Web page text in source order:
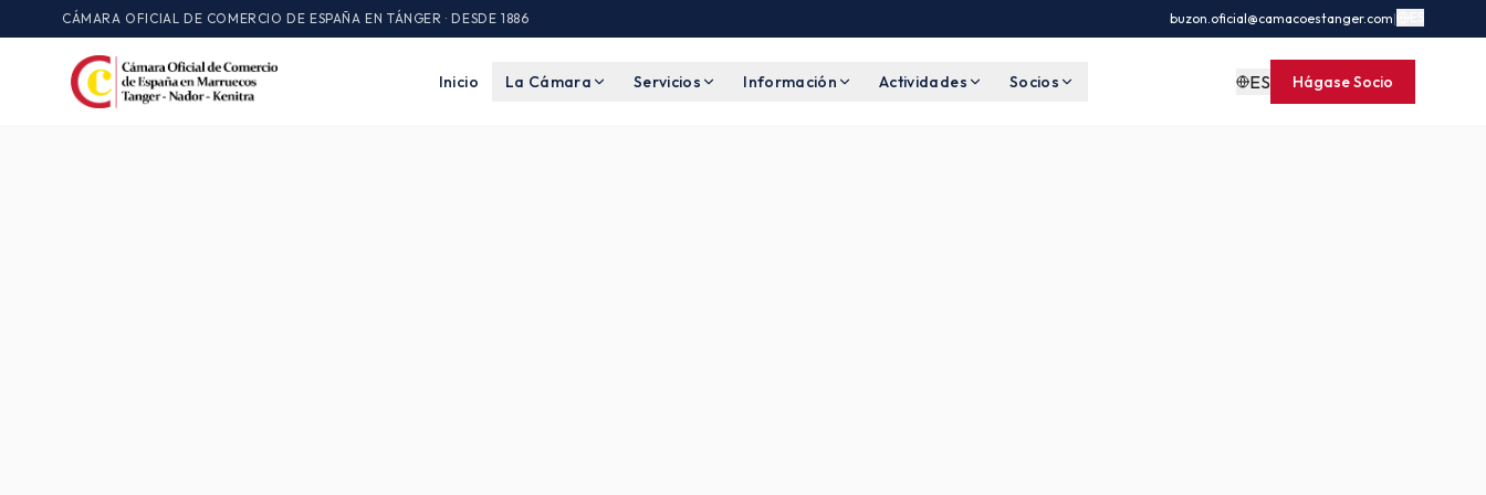
CÁMARA OFICIAL DE COMERCIO DE ESPAÑA EN TÁNGER · DESDE 1886 buzon.oficial@camacoestanger.com|
Inicio La Cámara Servicios Información Actividades Socios ES Hágase Socio